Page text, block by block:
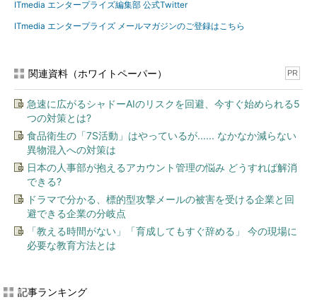
ITmedia エンタープライズ編集部 公式Twitter
ITmedia エンタープライズ メールマガジンのご登録はこちら
関連資料（ホワイトペーパー） PR
急速に広がるシャドーAIのリスクを回避、今すぐ始められる5
つの対策とは?
食品衛生の「7S活動」はやっているが...... なかなか減らない
異物混入への対策は
日本の人事部が抱えるアカウント管理の悩み どうすれば解消
できる?
ドラマで分かる、標的型攻撃メールの被害を受ける企業と回
避できる企業の分岐点
「教える時間がない」「育成してもすぐ辞める」 今の現場に
必要な教育方法とは
記事ランキング